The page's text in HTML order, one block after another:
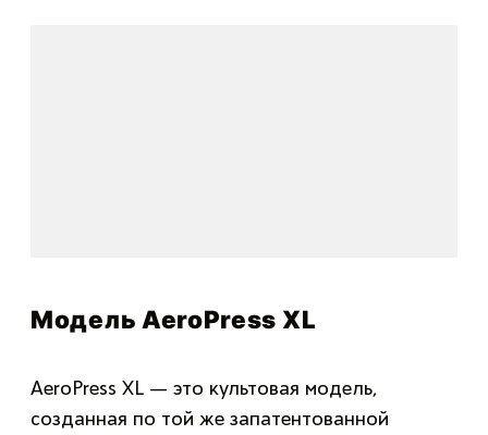
Модель AeroPress ХL
AeroPress XL — это культовая модель,
созданная по той же запатентованной